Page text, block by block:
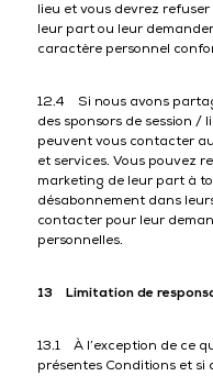
lieu et vous devrez
leur part ou leur
caractère personnel
12.4 Si nous avons
des sponsors de session /
peuvent vous contacter
et services. Vous pouvez
marketing de leur part à
désabonnement dans
contacter pour leur
personnelles.
13 Limitation de
13.1 À l’exception de ce
présentes Conditions et si